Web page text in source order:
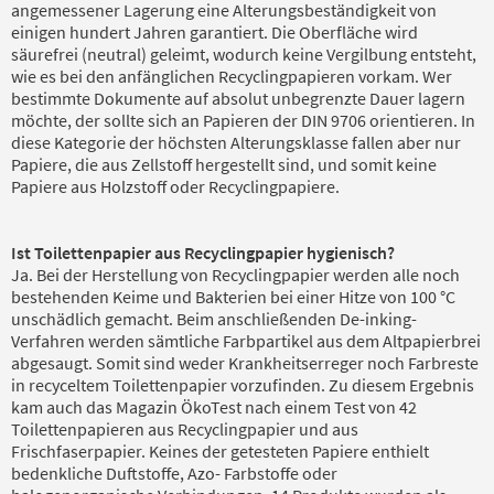
angemessener Lagerung eine Alterungsbeständigkeit von
einigen hundert Jahren garantiert. Die Oberfläche wird
säurefrei (neutral) geleimt, wodurch keine Vergilbung entsteht,
wie es bei den anfänglichen Recyclingpapieren vorkam. Wer
bestimmte Dokumente auf absolut unbegrenzte Dauer lagern
möchte, der sollte sich an Papieren der DIN 9706 orientieren. In
diese Kategorie der höchsten Alterungsklasse fallen aber nur
Papiere, die aus Zellstoff hergestellt sind, und somit keine
Papiere aus Holzstoff oder Recyclingpapiere.
Ist Toilettenpapier aus Recyclingpapier hygienisch?
Ja. Bei der Herstellung von Recyclingpapier werden alle noch
bestehenden Keime und Bakterien bei einer Hitze von 100 °C
unschädlich gemacht. Beim anschließenden De-inking-
Verfahren werden sämtliche Farbpartikel aus dem Altpapierbrei
abgesaugt. Somit sind weder Krankheitserreger noch Farbreste
in recyceltem Toilettenpapier vorzufinden. Zu diesem Ergebnis
kam auch das Magazin ÖkoTest nach einem Test von 42
Toilettenpapieren aus Recyclingpapier und aus
Frischfaserpapier. Keines der getesteten Papiere enthielt
bedenkliche Duftstoffe, Azo- Farbstoffe oder